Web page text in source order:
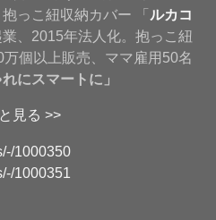
っこ紐収納カバー 「ルカコ
、2015年法人化。抱っこ紐
個以上販売、ママ雇用50名
にスマートに」
見る >>
1000350
1000351